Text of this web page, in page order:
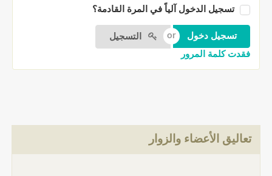
تسجيل الدخول آلياً في المرة القادمة؟
التسجيل
فقدت كلمة المرور
تعاليق الأعضاء والزوار